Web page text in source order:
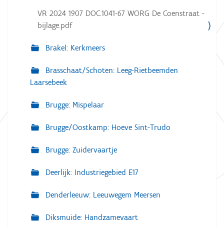
VR 2024 1907 DOC.1041-67 WORG De Coenstraat -
bijlage.pdf
Brakel: Kerkmeers
Brasschaat/Schoten: Leeg-Rietbeemden
Laarsebeek
Brugge: Mispelaar
Brugge/Oostkamp: Hoeve Sint-Trudo
Brugge: Zuidervaartje
Deerlijk: Industriegebied E17
Denderleeuw: Leeuwegem Meersen
Diksmuide: Handzamevaart